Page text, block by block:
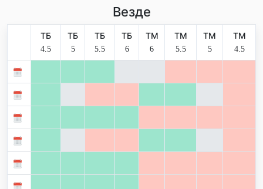
Везде
ТБ
4.5
ТБ
5
ТБ
5.5
ТБ
6
ТМ
6
ТМ
5.5
ТМ
5
ТМ
4.5